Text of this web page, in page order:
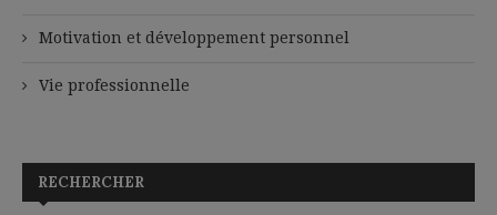
Motivation et développement personnel
Vie professionnelle
RECHERCHER